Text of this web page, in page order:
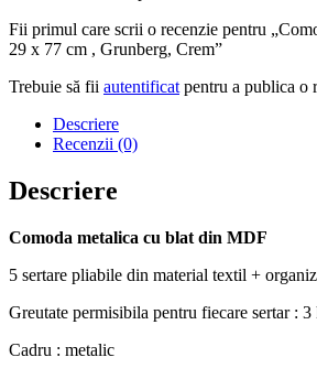
Fii primul care scrii o recenzie pentru
29 x 77 cm , Grunberg, Crem”
Trebuie să fii autentificat pentru a publica o
Descriere
Recenzii (0)
Descriere
Comoda metalica cu blat din MDF
5 sertare pliabile din material textil +
Greutate permisibila pentru fiecare sertar : 3
Cadru : metalic